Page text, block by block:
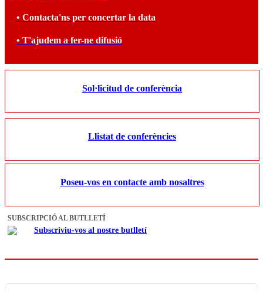
• Contacta'ns per concertar la data
• T'ajudem a fer-ne difusió
Sol·licitud de conferència
Llistat de conferències
Poseu-vos en contacte amb nosaltres
SUBSCRIPCIÓ AL BUTLLETÍ
Subscriviu-vos al nostre butlletí